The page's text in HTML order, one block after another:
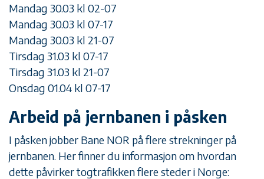
Mandag 30.03 kl 02-07
Mandag 30.03 kl 07-17
Mandag 30.03 kl 21-07
Tirsdag 31.03 kl 07-17
Tirsdag 31.03 kl 21-07
Onsdag 01.04 kl 07-17
Arbeid på jernbanen i påsken
I påsken jobber Bane NOR på flere strekninger på
jernbanen. Her finner du informasjon om hvordan
dette påvirker togtrafikken flere steder i Norge: